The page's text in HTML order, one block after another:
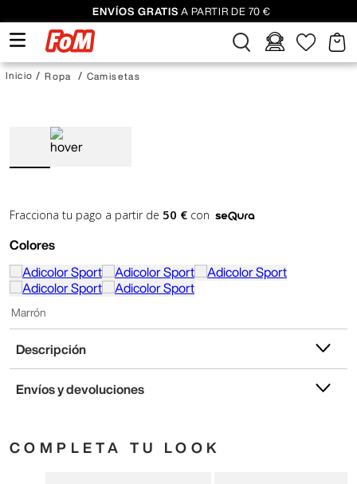
ENVÍOS GRATIS A PARTIR DE 70 €
Ropa Camisetas
Fracciona tu pago a partir de 50 € con
Colores
Marrón
Descripción
Envíos y devoluciones
COMPLETA TU LOOK